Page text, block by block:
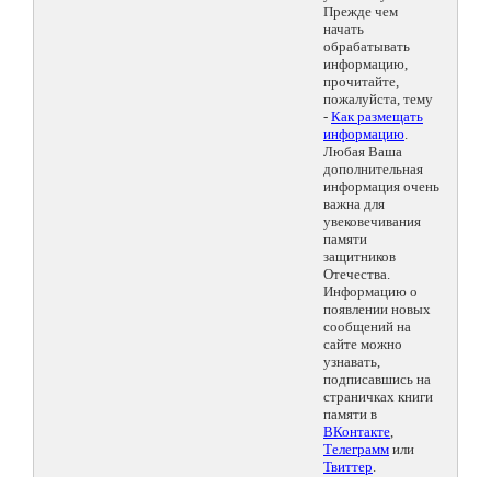
Прежде чем
начать
обрабатывать
информацию,
прочитайте,
пожалуйста, тему
- Как размещать
информацию.
Любая Ваша
дополнительная
информация очень
важна для
увековечивания
памяти
защитников
Отечества.
Информацию о
появлении новых
сообщений на
сайте можно
узнавать,
подписавшись на
страничках книги
памяти в
ВКонтакте,
Телеграмм или
Твиттер.